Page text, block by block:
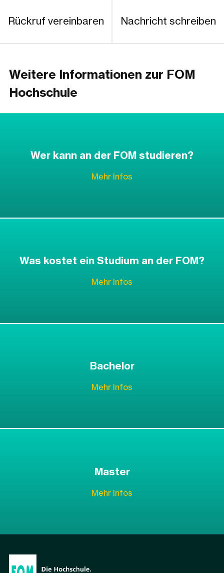
Rückruf vereinbaren Nachricht schreiben
Weitere Informationen zur FOM
Hochschule
Wer kann an der FOM studieren?
Mehr Infos
Was kostet ein Studium an der FOM?
Mehr Infos
Bachelor
Mehr Infos
Master
Mehr Infos